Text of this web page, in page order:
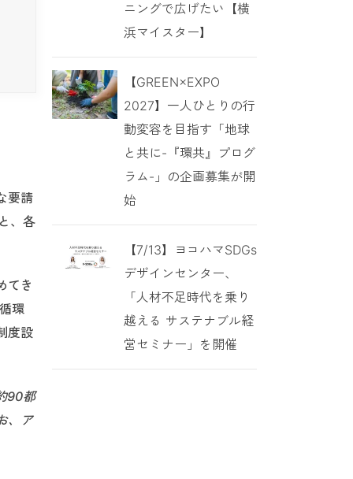
要請
、各
てき
環
度設
90都
、ア
ニングで広げたい【横
浜マイスター】
【GREEN×EXPO
2027】一人ひとりの行
動変容を目指す「地球
と共に-『環共』プログ
ラム-」の企画募集が開
始
【7/13】ヨコハマSDGs
デザインセンター、
「人材不足時代を乗り
越える サステナブル経
営セミナー」を開催